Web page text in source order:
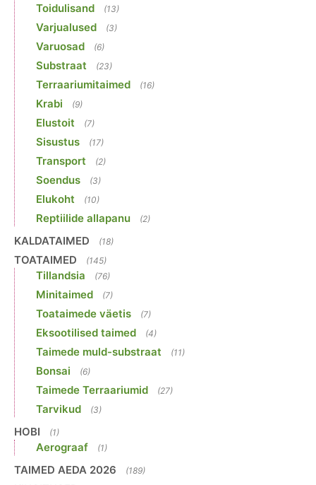
Toidulisand (13)
Varjualused (3)
Varuosad (6)
Substraat (23)
Terraariumitaimed (16)
Krabi (9)
Elustoit (7)
Sisustus (17)
Transport (2)
Soendus (3)
Elukoht (10)
Reptiilide allapanu (2)
KALDATAIMED (18)
TOATAIMED (145)
Tillandsia (76)
Minitaimed (7)
Toataimede väetis (7)
Eksootilised taimed (4)
Taimede muld-substraat (11)
Bonsai (6)
Taimede Terraariumid (27)
Tarvikud (3)
HOBI (1)
Aerograaf (1)
TAIMED AEDA 2026 (189)